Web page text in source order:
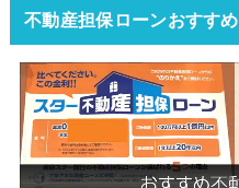
不動産担保ローンおすすめ